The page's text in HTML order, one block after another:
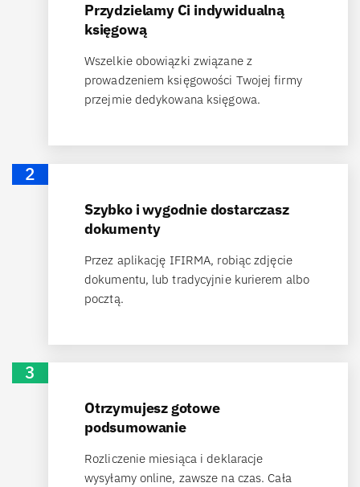
Przydzielamy Ci indywidualną
księgową
Wszelkie obowiązki związane z
prowadzeniem księgowości Twojej firmy
przejmie dedykowana księgowa.
2
Szybko i wygodnie dostarczasz
dokumenty
Przez aplikację IFIRMA, robiąc zdjęcie
dokumentu, lub tradycyjnie kurierem albo
pocztą.
3
Otrzymujesz gotowe
podsumowanie
Rozliczenie miesiąca i deklaracje
wysyłamy online, zawsze na czas. Cała